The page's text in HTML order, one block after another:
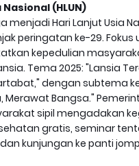
(HLUN)
menjadi Hari Lanjut Usia
peringatan ke-29.
kepedulian
Tema 2025: "Lansia
dengan subtema
Merawat Bangsa."
sipil mengadakan
gratis, seminar
kunjungan ke panti